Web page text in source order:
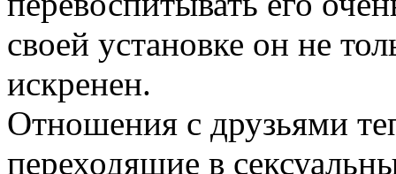
своей установке он не
искренен.
Отношения с друзьями
переходящие в